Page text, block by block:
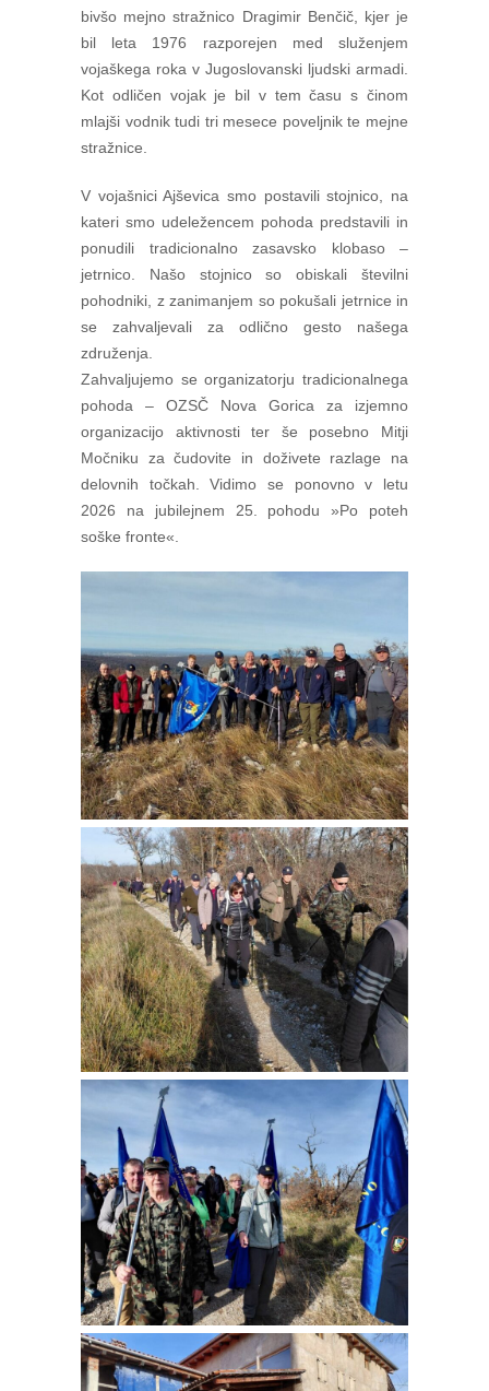
bivšo mejno stražnico Dragimir Benčič, kjer je
bil leta 1976 razporejen med služenjem
vojaškega roka v Jugoslovanski ljudski armadi.
Kot odličen vojak je bil v tem času s činom
mlajši vodnik tudi tri mesece poveljnik te mejne
stražnice.
V vojašnici Ajševica smo postavili stojnico, na
kateri smo udeležencem pohoda predstavili in
ponudili tradicionalno zasavsko klobaso –
jetrnico. Našo stojnico so obiskali številni
pohodniki, z zanimanjem so pokušali jetrnice in
se zahvaljevali za odlično gesto našega
združenja.
Zahvaljujemo se organizatorju tradicionalnega
pohoda – OZSČ Nova Gorica za izjemno
organizacijo aktivnosti ter še posebno Mitji
Močniku za čudovite in doživete razlage na
delovnih točkah. Vidimo se ponovno v letu
2026 na jubilejnem 25. pohodu »Po poteh
soške fronte«.